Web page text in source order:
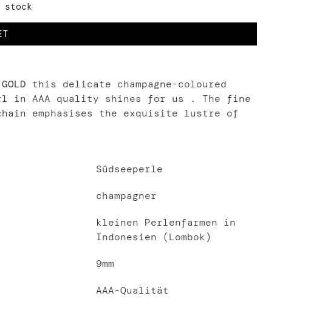
this delicate champagne-coloured
in AAA quality shines for us . The fine
emphasises the exquisite lustre of
Südseeperle
champagner
kleinen Perlenfarmen in
Indonesien (Lombok)
9mm
AAA-Qualität